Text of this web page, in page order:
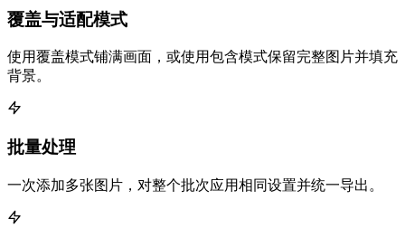
覆盖与适配模式
使用覆盖模式铺满画面，或使用包含模式保留完整图片并填充
背景。
批量处理
一次添加多张图片，对整个批次应用相同设置并统一导出。